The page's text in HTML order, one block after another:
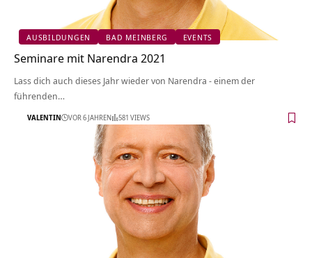
AUSBILDUNGEN BAD MEINBERG EVENTS
Seminare mit Narendra 2021
Lass dich auch dieses Jahr wieder von Narendra - einem der
führenden…
VALENTIN VOR 6 JAHREN 581 VIEWS